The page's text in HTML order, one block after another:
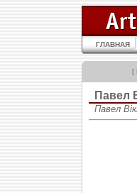
ГЛАВНАЯ
[
Павел
Павел